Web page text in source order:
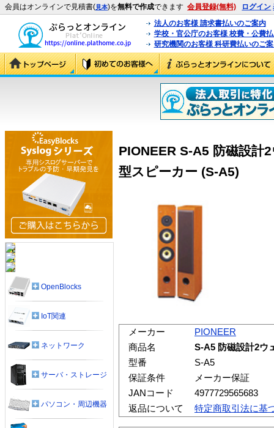
会員はオンラインで見積書(見本)を無料で作成できます 会員登録(無料) ログイン
法人のお客様 請求書払いのご案内
学校・官公庁のお客様 校費・公費
研究機関のお客様 科研費払いのご
PIONEER S-A5 防磁設計
型スピーカー (S-A5)
メーカー
PIONEER
商品名
S-A5 防磁設計2ウ
型番
S-A5
保証条件
メーカー保証
JANコード
4977729565683
返品について
特定商取引法に基
OpenBlocks
IoT関連
ネットワーク
サーバ・ストレージ
パソコン・周辺機器